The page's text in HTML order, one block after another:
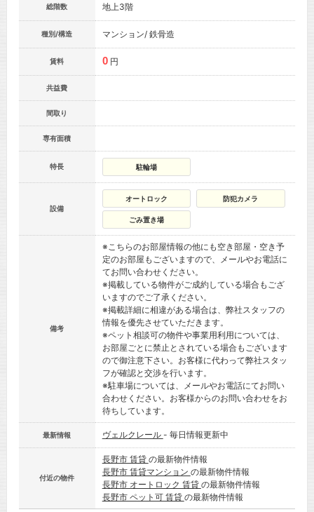
総階数 地上3階
種別/構造 マンション/ 鉄骨造
賃料 0 円
共益費
間取り
専有面積
特長 駐輪場
設備
オートロック 防犯カメラ
ごみ置き場
備考
※こちらのお部屋情報の他にも空き部屋・空き予
定のお部屋もございますので、メールやお電話に
てお問い合わせください。
※掲載している物件がご成約している場合もござ
いますのでご了承ください。
※掲載詳細に相違がある場合は、弊社スタッフの
情報を優先させていただきます。
※ペット相談可の物件や事業用利用については、
お部屋ごとに禁止とされている場合もございます
ので御注意下さい。お客様に代わって弊社スタッ
フが確認と交渉を行います。
※駐車場については、メールやお電話にてお問い
合わせください。お客様からのお問い合わせをお
待ちしています。
最新情報 ヴェルクレール - 毎日情報更新中
付近の物件
長野市 賃貸 の最新物件情報
長野市 賃貸マンション の最新物件情報
長野市 オートロック 賃貸 の最新物件情報
長野市 ペット可 賃貸 の最新物件情報